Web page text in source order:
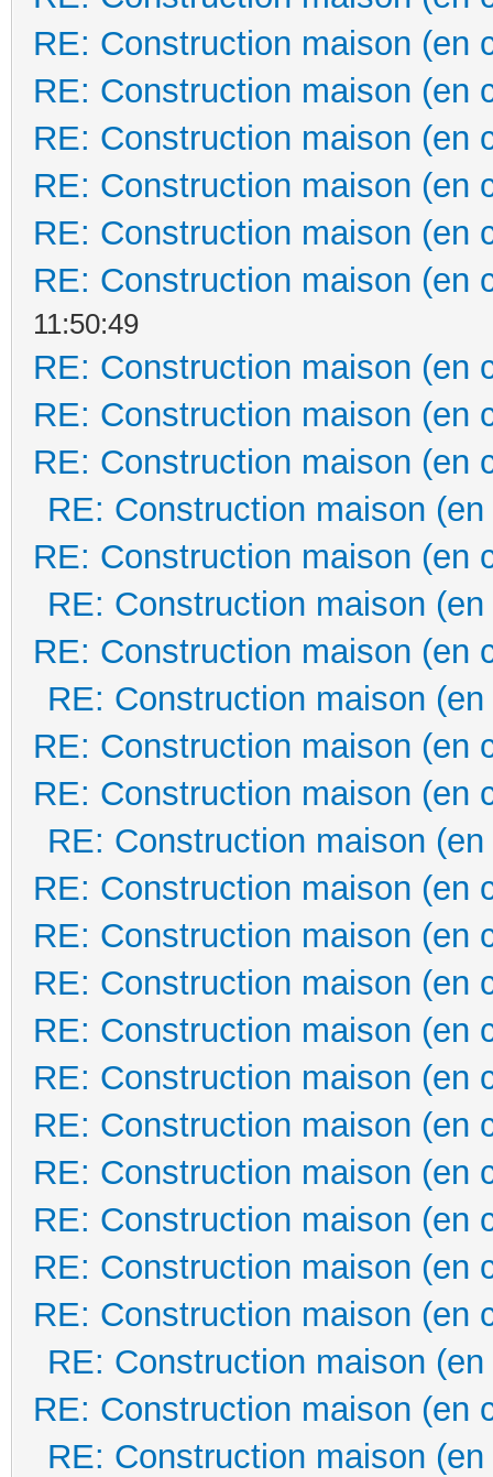
RE: Construction maison (en
RE: Construction maison (en
RE: Construction maison (en
RE: Construction maison (en
RE: Construction maison (en
RE: Construction maison (en
11:50:49
RE: Construction maison (en
RE: Construction maison (en
RE: Construction maison (en
RE: Construction maison
RE: Construction maison (en
RE: Construction maison
RE: Construction maison (en
RE: Construction maison
RE: Construction maison (en
RE: Construction maison (en
RE: Construction maison
RE: Construction maison (en
RE: Construction maison (en
RE: Construction maison (en
RE: Construction maison (en
RE: Construction maison (en
RE: Construction maison (en
RE: Construction maison (en
RE: Construction maison (en
RE: Construction maison (en
RE: Construction maison (en
RE: Construction maison
RE: Construction maison (en
RE: Construction maison